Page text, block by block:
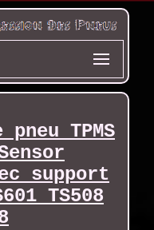
TPMS
support
TS508